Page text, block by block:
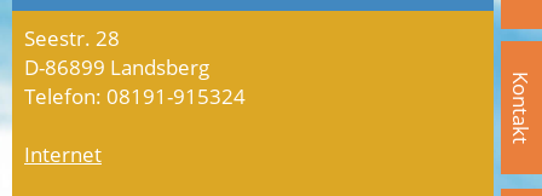
Kontakt
Seestr. 28
D-86899 Landsberg
Telefon: 08191-915324
Internet